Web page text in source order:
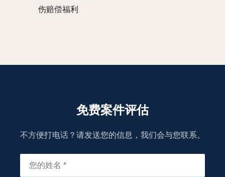
伤赔偿福利
免费案件评估
不方便打电话？请发送您的信息，我们会与您联系。